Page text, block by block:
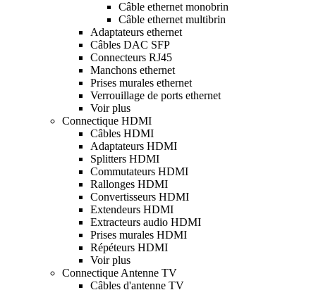
Câble ethernet monobrin
Câble ethernet multibrin
Adaptateurs ethernet
Câbles DAC SFP
Connecteurs RJ45
Manchons ethernet
Prises murales ethernet
Verrouillage de ports ethernet
Voir plus
Connectique HDMI
Câbles HDMI
Adaptateurs HDMI
Splitters HDMI
Commutateurs HDMI
Rallonges HDMI
Convertisseurs HDMI
Extendeurs HDMI
Extracteurs audio HDMI
Prises murales HDMI
Répéteurs HDMI
Voir plus
Connectique Antenne TV
Câbles d'antenne TV